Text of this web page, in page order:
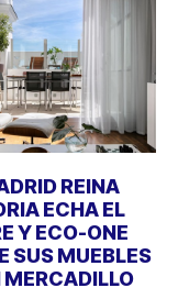
REINA
ECHA EL
Y ECO-ONE
SUS MUEBLES
MERCADILLO